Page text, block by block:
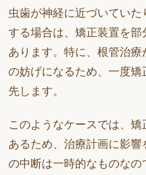
虫歯が神経に近づいていた
する場合は、矯正装置を
あります。特に、根管治
の妨げになるため、一度
先します。
このようなケースでは、
あるため、治療計画に影
の中断は一時的なものなの